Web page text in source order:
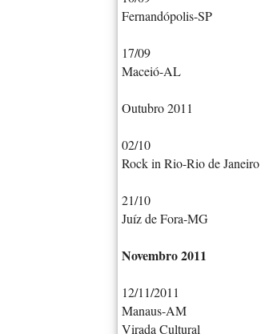
Fernandópolis-SP
17/09
Maceió-AL
Outubro 2011
02/10
Rock in Rio-Rio de Janeiro
21/10
Juíz de Fora-MG
Novembro 2011
12/11/2011
Manaus-AM
Virada Cultural